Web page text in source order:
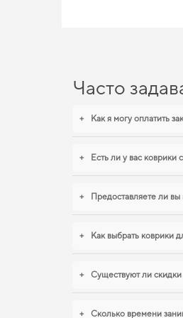
Часто
+ Как я могу оплатить
+ Есть ли у вас
+ Предоставляете ли
+ Как выбрать коврики
+ Существуют ли
+ Сколько времени